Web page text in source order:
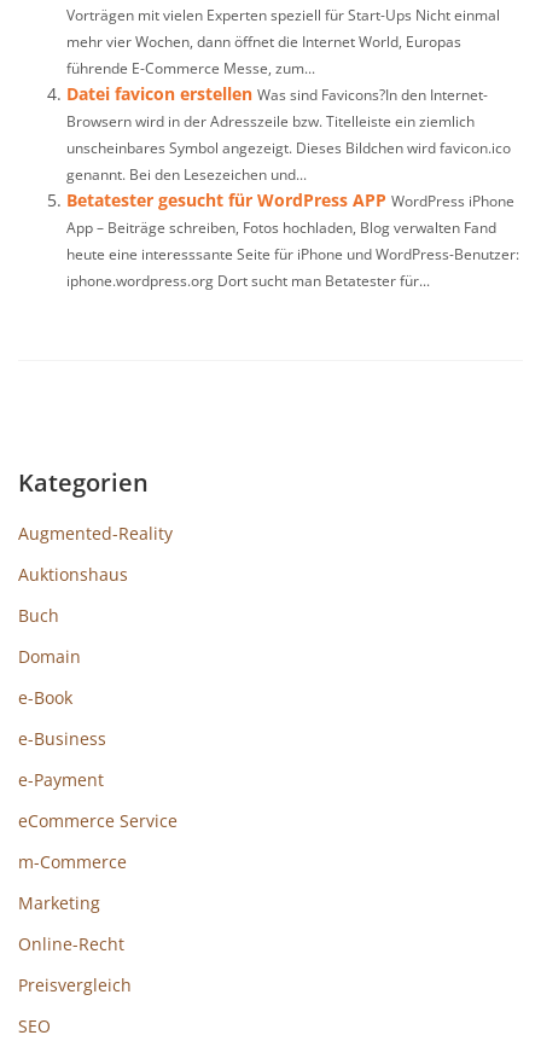
Vorträgen mit vielen Experten speziell für Start-Ups Nicht einmal
mehr vier Wochen, dann öffnet die Internet World, Europas
führende E-Commerce Messe, zum...
Datei favicon erstellen Was sind Favicons?In den Internet-
Browsern wird in der Adresszeile bzw. Titelleiste ein ziemlich
unscheinbares Symbol angezeigt. Dieses Bildchen wird favicon.ico
genannt. Bei den Lesezeichen und...
Betatester gesucht für WordPress APP WordPress iPhone
App – Beiträge schreiben, Fotos hochladen, Blog verwalten Fand
heute eine interesssante Seite für iPhone und WordPress-Benutzer:
iphone.wordpress.org Dort sucht man Betatester für...
Kategorien
Augmented-Reality
Auktionshaus
Buch
Domain
e-Book
e-Business
e-Payment
eCommerce Service
m-Commerce
Marketing
Online-Recht
Preisvergleich
SEO